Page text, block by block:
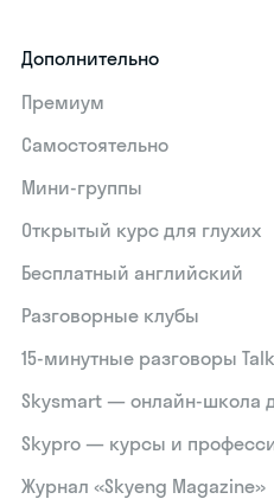
Дополнительно
Премиум
Самостоятельно
Мини-группы
Открытый курс для глухих
Бесплатный английский
Разговорные клубы
15‑минутные разговоры
Skysmart — онлайн-школа
Skypro — курсы и
Журнал «Skyeng Magazine»